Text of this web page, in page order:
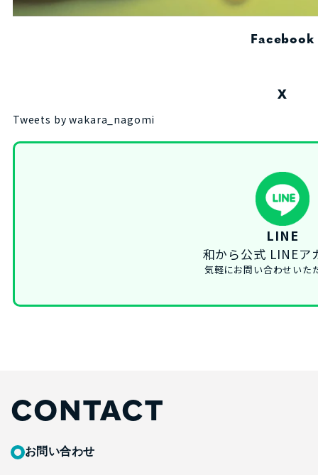
Facebook
X
Tweets by wakara_nagomi
LINE
和から公式 LINEア
気軽にお問い合わせいた
CONTACT
お問い合わせ